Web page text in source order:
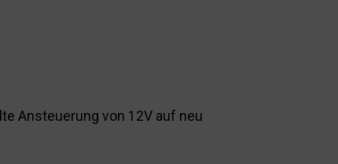
Ansteuerung von 12V auf neu